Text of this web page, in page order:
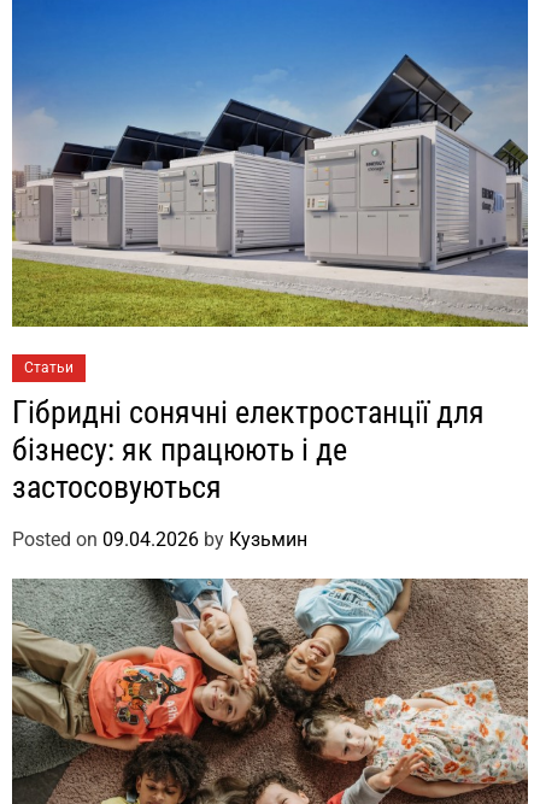
Статьи
Гібридні сонячні електростанції для
бізнесу: як працюють і де
застосовуються
Posted on 09.04.2026 by Кузьмин